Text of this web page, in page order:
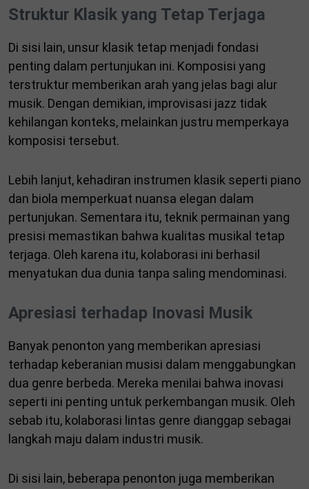
Struktur Klasik yang Tetap Terjaga
Di sisi lain, unsur klasik tetap menjadi fondasi
penting dalam pertunjukan ini. Komposisi yang
terstruktur memberikan arah yang jelas bagi alur
musik. Dengan demikian, improvisasi jazz tidak
kehilangan konteks, melainkan justru memperkaya
komposisi tersebut.
Lebih lanjut, kehadiran instrumen klasik seperti piano
dan biola memperkuat nuansa elegan dalam
pertunjukan. Sementara itu, teknik permainan yang
presisi memastikan bahwa kualitas musikal tetap
terjaga. Oleh karena itu, kolaborasi ini berhasil
menyatukan dua dunia tanpa saling mendominasi.
Apresiasi terhadap Inovasi Musik
Banyak penonton yang memberikan apresiasi
terhadap keberanian musisi dalam menggabungkan
dua genre berbeda. Mereka menilai bahwa inovasi
seperti ini penting untuk perkembangan musik. Oleh
sebab itu, kolaborasi lintas genre dianggap sebagai
langkah maju dalam industri musik.
Di sisi lain, beberapa penonton juga memberikan